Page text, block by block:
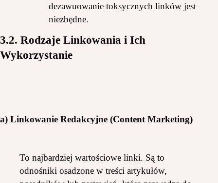
dezawuowanie toksycznych linków jest
niezbędne.
3.2. Rodzaje Linkowania i Ich
Wykorzystanie
a) Linkowanie Redakcyjne (Content Marketing)
To najbardziej wartościowe linki. Są to
odnośniki osadzone w treści artykułów,